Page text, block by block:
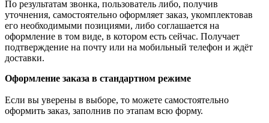
По результатам звонка, пользователь либо, получив
уточнения, самостоятельно оформляет заказ, укомплектовав
его необходимыми позициями, либо соглашается на
оформление в том виде, в котором есть сейчас. Получает
подтверждение на почту или на мобильный телефон и ждёт
доставки.
Оформление заказа в стандартном режиме
Если вы уверены в выборе, то можете самостоятельно
оформить заказ, заполнив по этапам всю форму.